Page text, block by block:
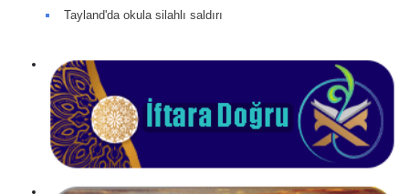
Tayland'da okula silahlı saldırı